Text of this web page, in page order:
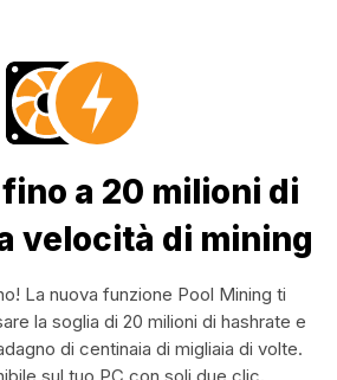
a 20 milioni di
velocità di mining
La nuova funzione Pool Mining ti
la soglia di 20 milioni di hashrate e
di centinaia di migliaia di volte.
sul tuo PC con soli due clic.